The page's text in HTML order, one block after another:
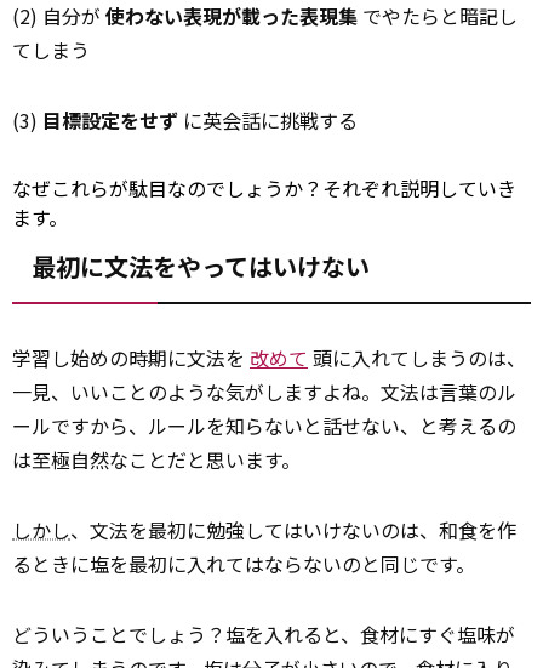
(2) 自分が 使わない表現が載った表現集 でやたらと暗記し
てしまう
(3) 目標設定をせず に英会話に挑戦する
なぜこれらが駄目なのでしょうか？それぞれ説明していき
ます。
最初に文法をやってはいけない
学習し始めの時期に文法を 改めて 頭に入れてしまうのは、
一見、いいことのような気がしますよね。文法は言葉のル
ールですから、ルールを知らないと話せない、と考えるの
は至極自然なことだと思います。
しかし、文法を最初に勉強してはいけないのは、和食を作
るときに塩を最初に入れてはならないのと同じです。
どういうことでしょう？塩を入れると、食材にすぐ塩味が